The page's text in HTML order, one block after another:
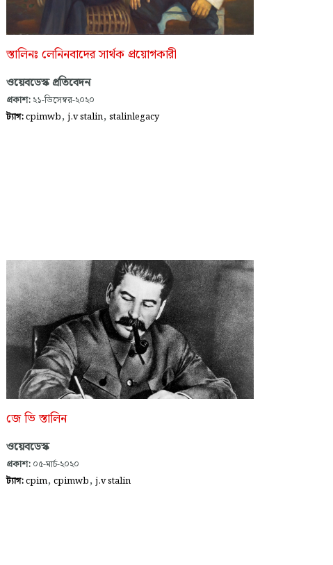
স্তালিনঃ লেনিনবাদের সার্থক প্রয়োগকারী
ওয়েবডেস্ক প্রতিবেদন
প্রকাশ: ২১-ডিসেম্বর-২০২০
ট্যাগ:cpimwb, j.v stalin, stalinlegacy
জে ভি স্তালিন
ওয়েবডেস্ক
প্রকাশ: ০৫-মার্চ-২০২০
ট্যাগ:cpim, cpimwb, j.v stalin